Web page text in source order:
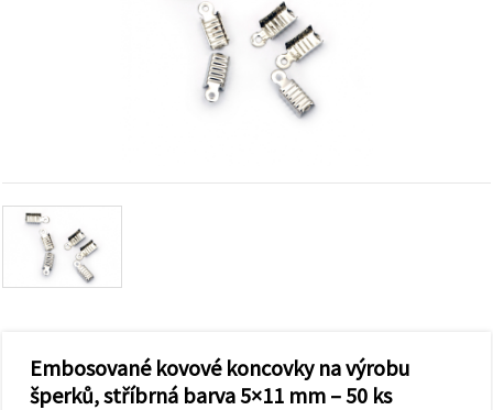
relevantnější
reklamu, a
pomocí
našich
partnerů
Můžete
souhlasit s
použitím
Embosované kovové koncovky na výrobu
šperků, stříbrná barva 5×11 mm – 50 ks